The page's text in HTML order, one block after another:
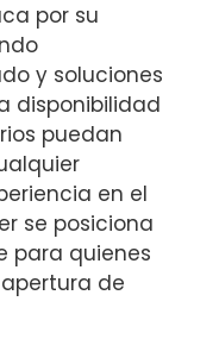
por su
y soluciones
disponibilidad
puedan
en el
se posiciona
para quienes
de